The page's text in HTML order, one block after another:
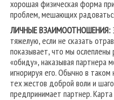
хорошая физическая форма
проблем, мешающих
ЛИЧНЫЕ ВЗАИМООТНОШЕНИЯ:
тяжелую, если не сказать
показывает, что мы
«обиду», наказывая партнера
игнорируя его. Обычно в
тех жестов доброй воли и
предпринимает партнер.